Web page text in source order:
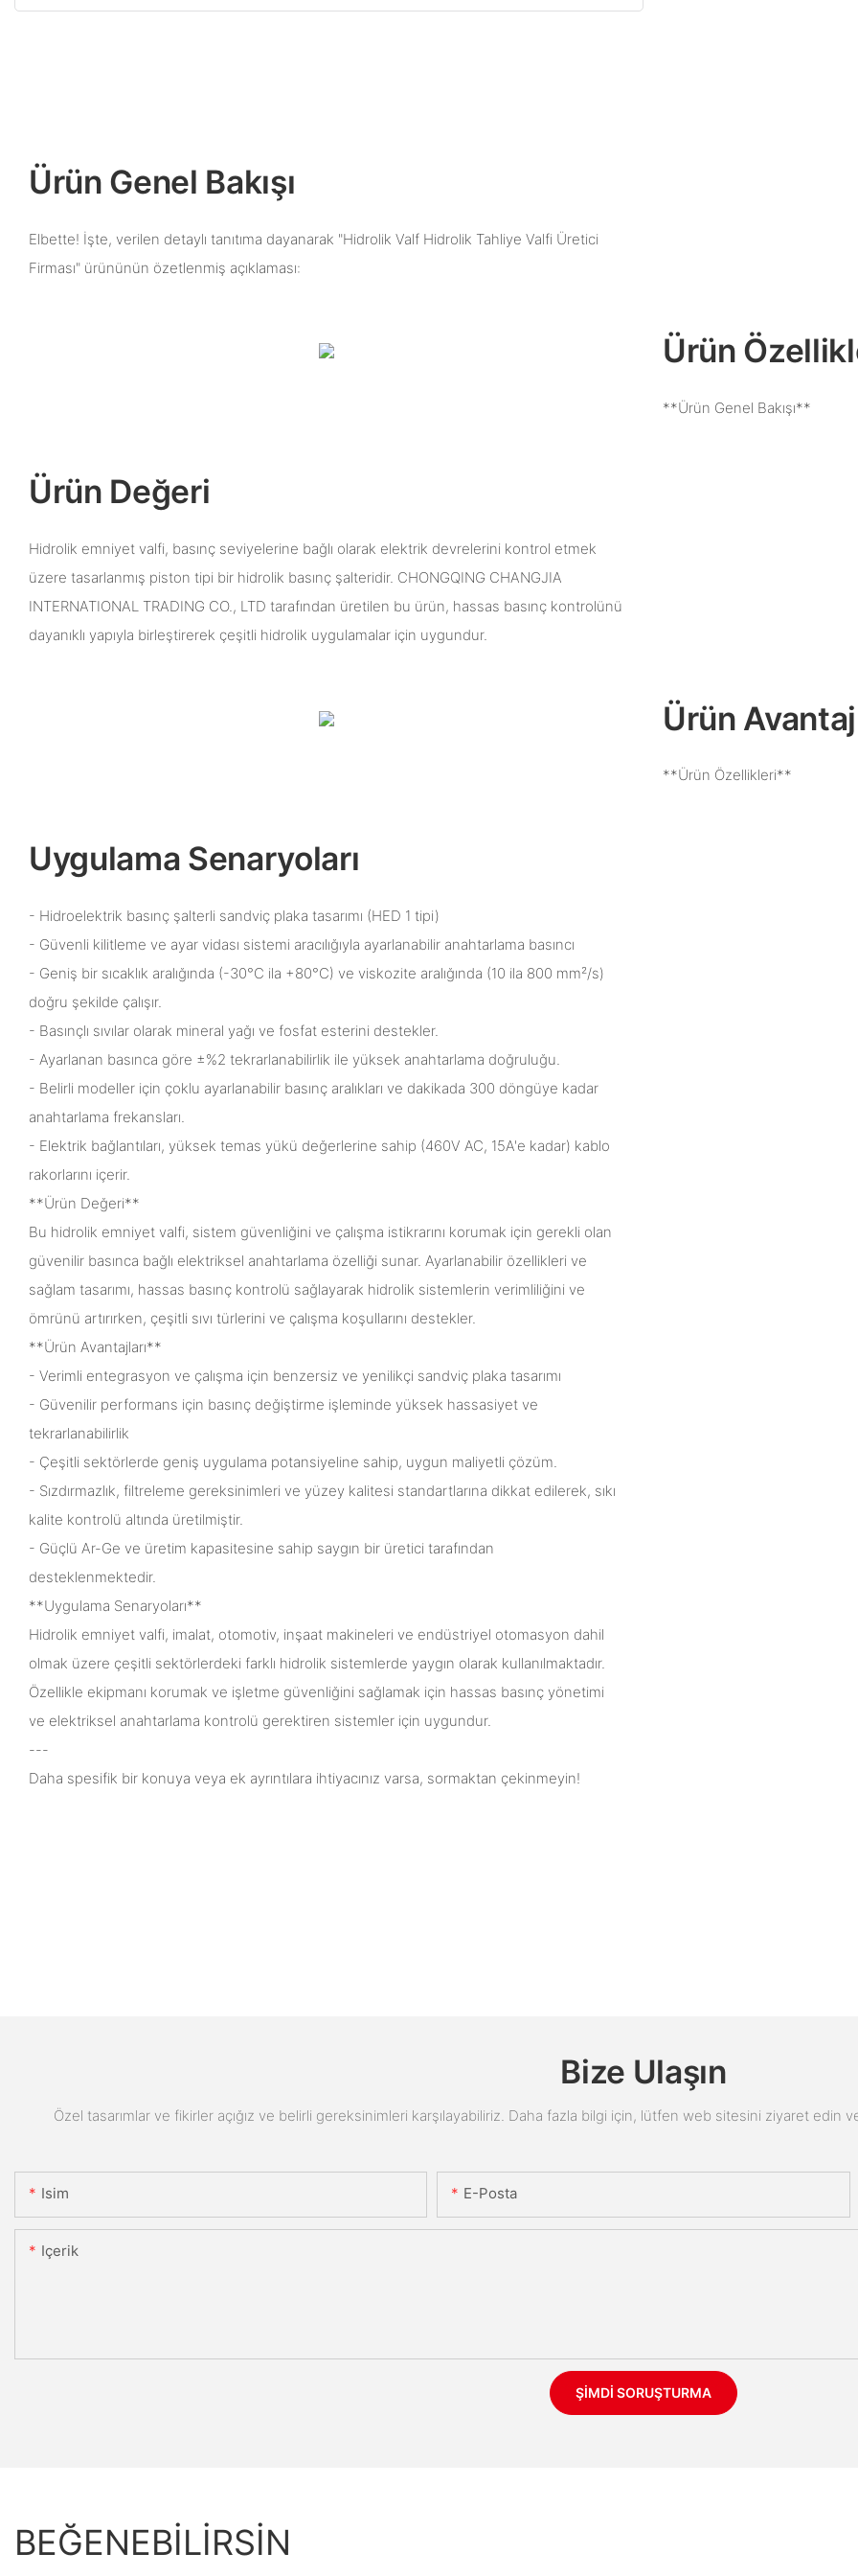
Ürün Genel Bakışı
Elbette! İşte, verilen detaylı tanıtıma dayanarak "Hidrolik Valf Hidrolik Tahliye Valfi Üretici
Firması" ürününün özetlenmiş açıklaması:
Ürün
**Ürün Genel Bakışı**
Ürün Değeri
Hidrolik emniyet valfi, basınç seviyelerine bağlı olarak elektrik devrelerini kontrol etmek
üzere tasarlanmış piston tipi bir hidrolik basınç şalteridir. CHONGQING CHANGJIA
INTERNATIONAL TRADING CO., LTD tarafından üretilen bu ürün, hassas basınç kontrolünü
dayanıklı yapıyla birleştirerek çeşitli hidrolik uygulamalar için uygundur.
Ürün
**Ürün Özellikleri**
Uygulama Senaryoları
- Hidroelektrik basınç şalterli sandviç plaka tasarımı (HED 1 tipi)
- Güvenli kilitleme ve ayar vidası sistemi aracılığıyla ayarlanabilir anahtarlama basıncı
- Geniş bir sıcaklık aralığında (-30°C ila +80°C) ve viskozite aralığında (10 ila 800 mm²/s)
doğru şekilde çalışır.
- Basınçlı sıvılar olarak mineral yağı ve fosfat esterini destekler.
- Ayarlanan basınca göre ±%2 tekrarlanabilirlik ile yüksek anahtarlama doğruluğu.
- Belirli modeller için çoklu ayarlanabilir basınç aralıkları ve dakikada 300 döngüye kadar
anahtarlama frekansları.
- Elektrik bağlantıları, yüksek temas yükü değerlerine sahip (460V AC, 15A'e kadar) kablo
rakorlarını içerir.
**Ürün Değeri**
Bu hidrolik emniyet valfi, sistem güvenliğini ve çalışma istikrarını korumak için gerekli olan
güvenilir basınca bağlı elektriksel anahtarlama özelliği sunar. Ayarlanabilir özellikleri ve
sağlam tasarımı, hassas basınç kontrolü sağlayarak hidrolik sistemlerin verimliliğini ve
ömrünü artırırken, çeşitli sıvı türlerini ve çalışma koşullarını destekler.
**Ürün Avantajları**
- Verimli entegrasyon ve çalışma için benzersiz ve yenilikçi sandviç plaka tasarımı
- Güvenilir performans için basınç değiştirme işleminde yüksek hassasiyet ve
tekrarlanabilirlik
- Çeşitli sektörlerde geniş uygulama potansiyeline sahip, uygun maliyetli çözüm.
- Sızdırmazlık, filtreleme gereksinimleri ve yüzey kalitesi standartlarına dikkat edilerek, sıkı
kalite kontrolü altında üretilmiştir.
- Güçlü Ar-Ge ve üretim kapasitesine sahip saygın bir üretici tarafından
desteklenmektedir.
**Uygulama Senaryoları**
Hidrolik emniyet valfi, imalat, otomotiv, inşaat makineleri ve endüstriyel otomasyon dahil
olmak üzere çeşitli sektörlerdeki farklı hidrolik sistemlerde yaygın olarak kullanılmaktadır.
Özellikle ekipmanı korumak ve işletme güvenliğini sağlamak için hassas basınç yönetimi
ve elektriksel anahtarlama kontrolü gerektiren sistemler için uygundur.
---
Daha spesifik bir konuya veya ek ayrıntılara ihtiyacınız varsa, sormaktan çekinmeyin!
Bize Ulaşın
Özel tasarımlar ve fikirler açığız ve belirli gereksinimleri karşılayabiliriz. Daha fazla bilgi için, lütfen web sitesini ziyaret edin
Isim E-Posta
Içerik
ŞIMDI SORUŞTURMA
BEĞENEBILIRSIN